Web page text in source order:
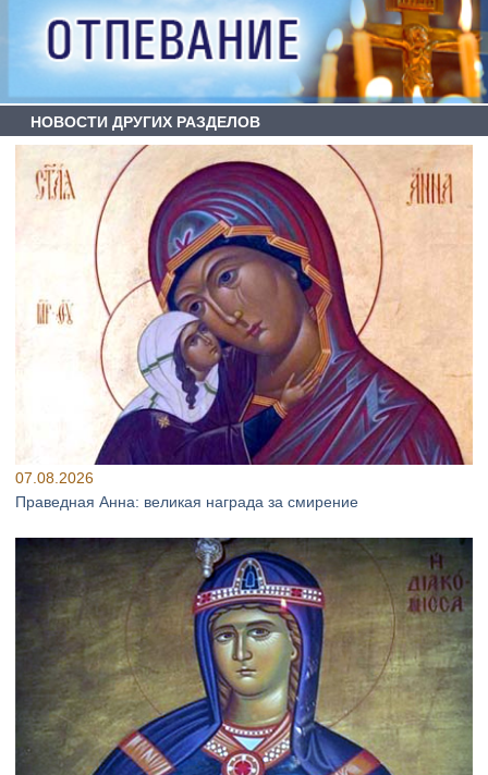
НОВОСТИ ДРУГИХ РАЗДЕЛОВ
07.08.2026
Праведная Анна: великая награда за смирение